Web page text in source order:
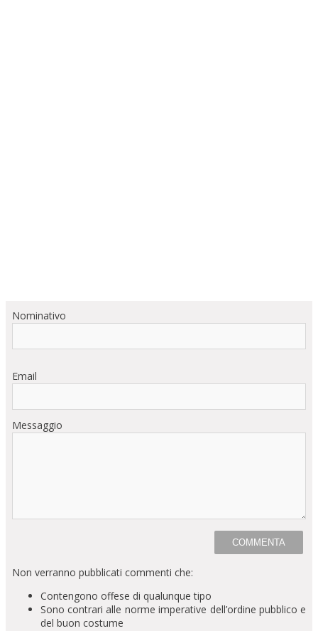
Nominativo
Email
Messaggio
Non verranno pubblicati commenti che:
Contengono offese di qualunque tipo
Sono contrari alle norme imperative dell’ordine pubblico e
del buon costume